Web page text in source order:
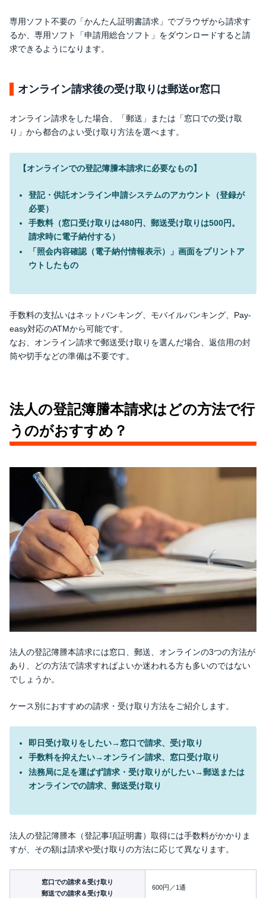
専用ソフト不要の「かんたん証明書請求」でブラウザから請求す
るか、専用ソフト「申請用総合ソフト」をダウンロードすると請
求できるようになります。
オンライン請求後の受け取りは郵送or窓口
オンライン請求をした場合、「郵送」または「窓口での受け取
り」から都合のよい受け取り方法を選べます。
【オンラインでの登記簿謄本請求に必要なもの】
登記・供託オンライン申請システムのアカウント（登録が
必要）
手数料（窓口受け取りは480円、郵送受け取りは500円。
請求時に電子納付する）
「照会内容確認（電子納付情報表示）」画面をプリントア
ウトしたもの
手数料の支払いはネットバンキング、モバイルバンキング、Pay-
easy対応のATMから可能です。
なお、オンライン請求で郵送受け取りを選んだ場合、返信用の封
筒や切手などの準備は不要です。
法人の登記簿謄本請求はどの方法で行
うのがおすすめ？
法人の登記簿謄本請求には窓口、郵送、オンラインの3つの方法が
あり、どの方法で請求すればよいか迷われる方も多いのではない
でしょうか。
ケース別におすすめの請求・受け取り方法をご紹介します。
即日受け取りをしたい→窓口で請求、受け取り
手数料を抑えたい→オンライン請求、窓口受け取り
法務局に足を運ばず請求・受け取りがしたい→郵送または
オンラインでの請求、郵送受け取り
法人の登記簿謄本（登記事項証明書）取得には手数料がかかりま
すが、その額は請求や受け取りの方法に応じて異なります。
窓口での請求＆受け取り
郵送での請求＆受け取り
600円／1通